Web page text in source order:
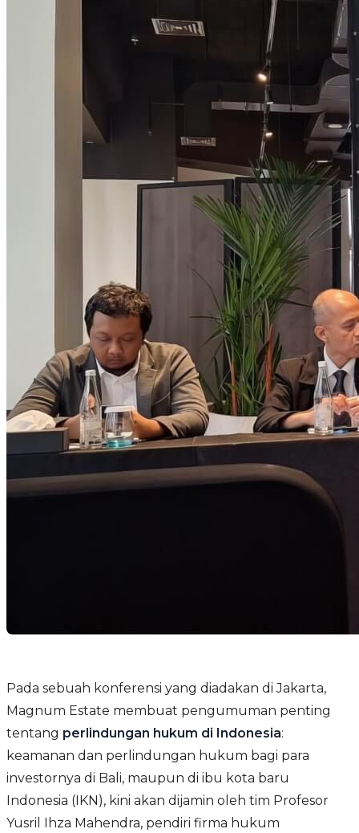
Pada sebuah konferensi yang diadakan di Jakarta,
Magnum Estate membuat pengumuman penting
tentang perlindungan hukum di Indonesia:
keamanan dan perlindungan hukum bagi para
investornya di Bali, maupun di ibu kota baru
Indonesia (IKN), kini akan dijamin oleh tim Profesor
Yusril Ihza Mahendra, pendiri firma hukum